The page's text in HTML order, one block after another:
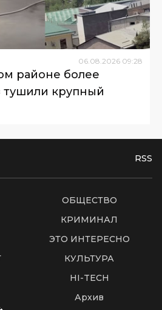
06 08 2026 09:28
районе более
тушили крупный
RSS
ОБЩЕСТВО
КРИМИНАЛ
ЭТО ИНТЕРЕСНО
КУЛЬТУРА
HI-TECH
Архив